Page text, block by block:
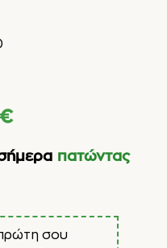
€
πατώντας
σου